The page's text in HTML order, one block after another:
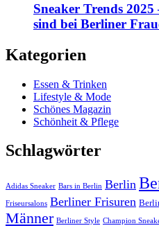
Sneaker Trends 2025
sind bei Berliner
Kategorien
Essen & Trinken
Lifestyle & Mode
Schönes Magazin
Schönheit & Pflege
Schlagwörter
Adidas Sneaker Bars in Berlin Berlin
Friseursalons Berliner Frisuren
Männer Berliner Style Champion